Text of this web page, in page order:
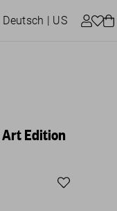
Deutsch | US
Edition